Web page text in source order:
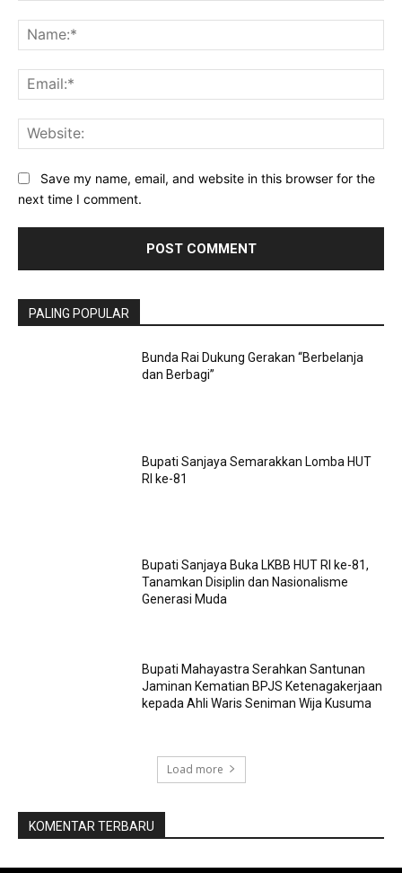
Save my name, email, and website in this browser for the
next time I comment.
PALING POPULAR
Bunda Rai Dukung Gerakan “Berbelanja
dan Berbagi”
Bupati Sanjaya Semarakkan Lomba HUT
RI ke-81
Bupati Sanjaya Buka LKBB HUT RI ke-81,
Tanamkan Disiplin dan Nasionalisme
Generasi Muda
Bupati Mahayastra Serahkan Santunan
Jaminan Kematian BPJS Ketenagakerjaan
kepada Ahli Waris Seniman Wija Kusuma
Load more
KOMENTAR TERBARU